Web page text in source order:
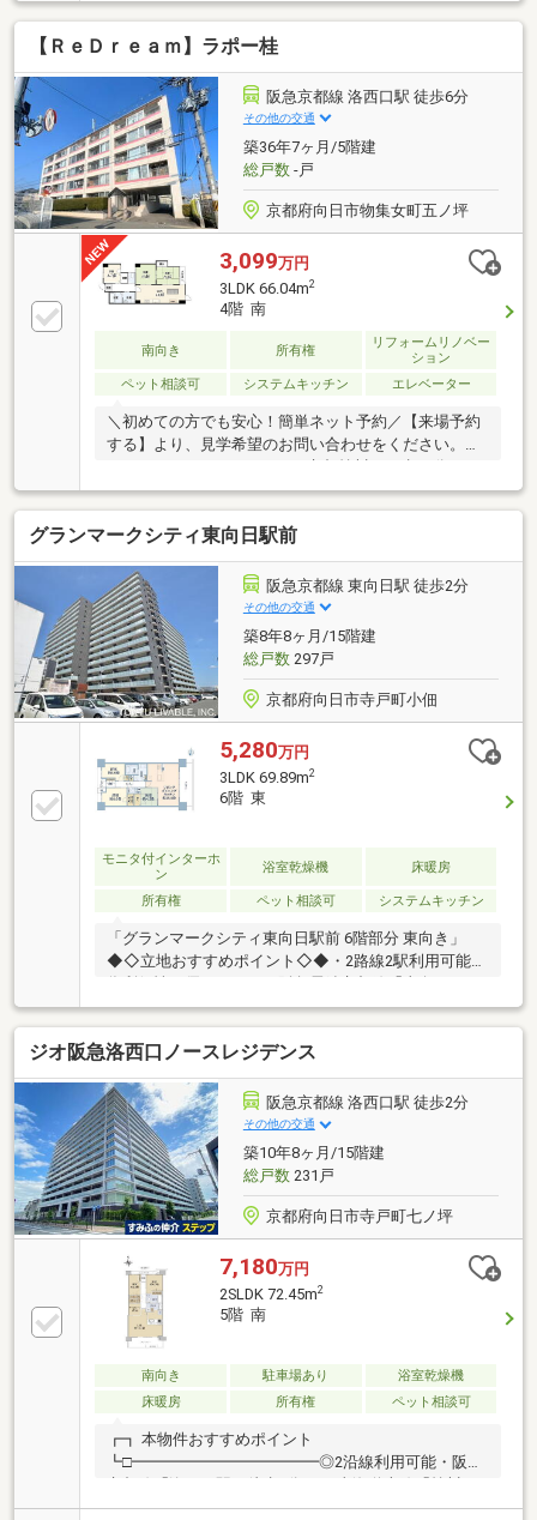
【ＲｅＤｒｅａｍ】ラポー桂
阪急京都線 洛西口駅 徒歩6分
その他の交通
築36年7ヶ月/5階建
総戸数-戸
京都府向日市物集女町五ノ坪
3,099万円
3LDK 66.04m2
4階 南
南向き 所有権
リフォームリノベー
ション
ペット相談可
システムキッチン エレベーター
＼初めての方でも安心！簡単ネット予約／【来場予約
する】より、見学希望のお問い合わせをください。☆
買い物に便利！阪急洛西口駅徒歩6分！JR桂川駅徒歩
14分！《2026.2：リフォーム完了》キッチン新調・洗
面化粧台新調・トイレ新調浴室新調・クロス一式貼
替・タタミ表替 ≪些細なことでもご相談ください！
≫地元に詳しいスタッフにもご相談可能！短時間のご
見学＆ご相談も受付中！
グランマークシティ東向日駅前
阪急京都線 東向日駅 徒歩2分
その他の交通
築8年8ヶ月/15階建
総戸数297戸
京都府向日市寺戸町小佃
5,280万円
3LDK 69.89m2
6階 東
モニタ付インターホ
ン
浴室乾燥機 床暖房
所有権 ペット相談可 システムキッチン
「グランマークシティ東向日駅前 6階部分 東向き」
◆◇立地おすすめポイント◇◆・2路線2駅利用可能な
駅 徒歩2分・JR東海道本線「向日町」駅 徒歩9分・
河原町、梅田、京都駅へダイレクトにつながる為、通
勤や通学が快適になります。・マンション敷地内に
「イオンフードスタイル東向日店」・「向日市役所東
向日別館」があり、日々の生活に便利です。インター
ネット利用料：月額1650円住戸数:297戸
ジオ阪急洛西口ノースレジデンス
阪急京都線 洛西口駅 徒歩2分
その他の交通
築10年8ヶ月/15階建
総戸数231戸
京都府向日市寺戸町七ノ坪
7,180万円
2SLDK 72.45m2
5階 南
南向き 駐車場あり
浴室乾燥機
床暖房
所有権 ペット相談可
┏┓ 本物件おすすめポイント
┗□━━━━━━━━━━━━◎2沿線利用可能・阪急
駅」徒歩10分◎ペット飼育可（規約による制限有）◎